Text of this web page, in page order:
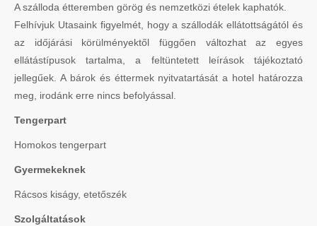
A szálloda étteremben görög és nemzetközi ételek kaphatók.
Felhívjuk Utasaink figyelmét, hogy a szállodák ellátottságától és
az időjárási körülményektől függően változhat az egyes
ellátástípusok tartalma, a feltüntetett leírások tájékoztató
jellegűek. A bárok és éttermek nyitvatartását a hotel határozza
meg, irodánk erre nincs befolyással.
Tengerpart
Homokos tengerpart
Gyermekeknek
Rácsos kiságy, etetőszék
Szolgáltatások